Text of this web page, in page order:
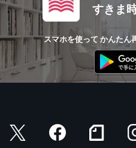
すきま
スマホを使って かんたん